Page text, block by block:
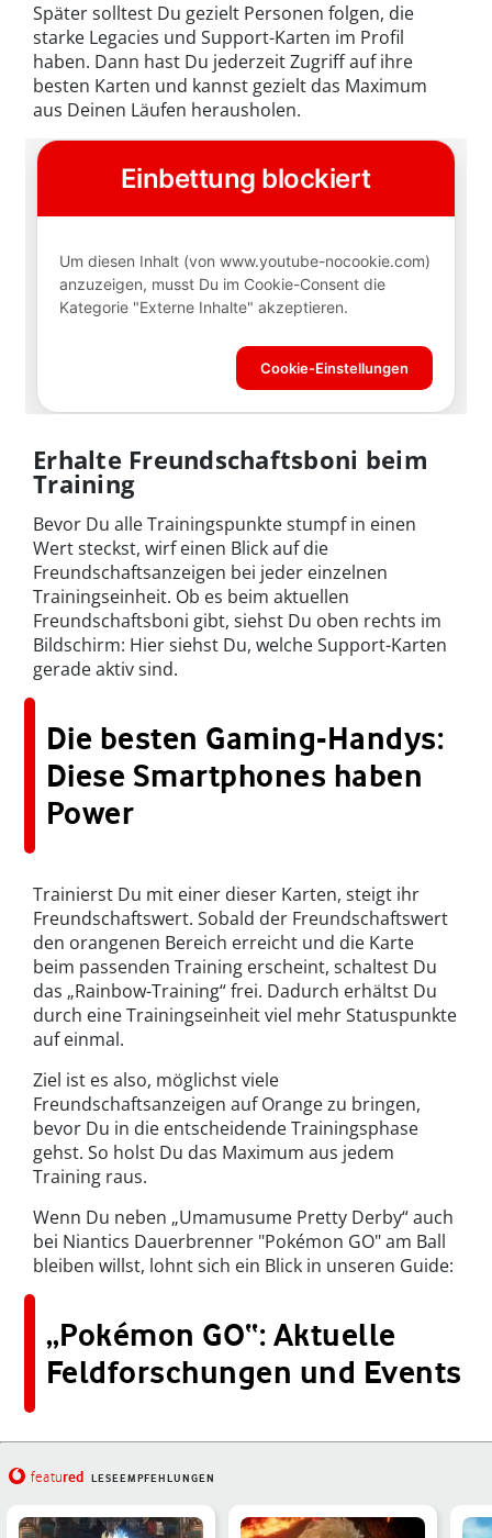
Später solltest Du gezielt Personen folgen, die
starke Legacies und Support-Karten im Profil
haben. Dann hast Du jederzeit Zugriff auf ihre
besten Karten und kannst gezielt das Maximum
aus Deinen Läufen herausholen.
Erhalte Freundschaftsboni beim
Training
Bevor Du alle Trainingspunkte stumpf in einen
Wert steckst, wirf einen Blick auf die
Freundschaftsanzeigen bei jeder einzelnen
Trainingseinheit. Ob es beim aktuellen
Freundschaftsboni gibt, siehst Du oben rechts im
Bildschirm: Hier siehst Du, welche Support-Karten
gerade aktiv sind.
Die besten Gaming-Handys:
Diese Smartphones haben
Power
Trainierst Du mit einer dieser Karten, steigt ihr
Freundschaftswert. Sobald der Freundschaftswert
den orangenen Bereich erreicht und die Karte
beim passenden Training erscheint, schaltest Du
das „Rainbow-Training“ frei. Dadurch erhältst Du
durch eine Trainingseinheit viel mehr Statuspunkte
auf einmal.
Ziel ist es also, möglichst viele
Freundschaftsanzeigen auf Orange zu bringen,
bevor Du in die entscheidende Trainingsphase
gehst. So holst Du das Maximum aus jedem
Training raus.
Wenn Du neben „Umamusume Pretty Derby“ auch
bei Niantics Dauerbrenner "Pokémon GO" am Ball
bleiben willst, lohnt sich ein Blick in unseren Guide:
„Pokémon GO“: Aktuelle
Feldforschungen und Events
featured LESEEMPFEHLUNGEN